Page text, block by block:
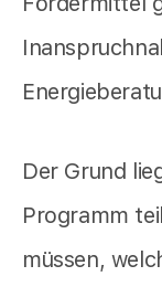
Der Grund
Programm
müssen,